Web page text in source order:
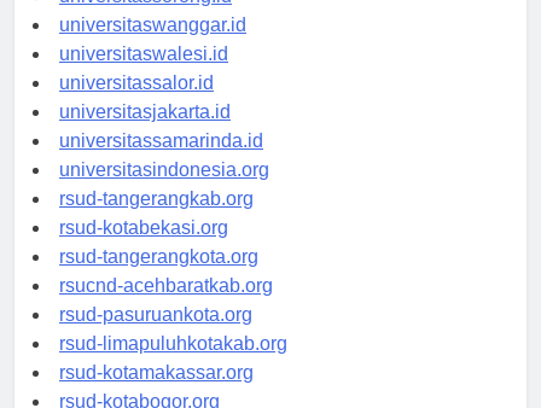
universitassorong.id
universitaswanggar.id
universitaswalesi.id
universitassalor.id
universitasjakarta.id
universitassamarinda.id
universitasindonesia.org
rsud-tangerangkab.org
rsud-kotabekasi.org
rsud-tangerangkota.org
rsucnd-acehbaratkab.org
rsud-pasuruankota.org
rsud-limapuluhkotakab.org
rsud-kotamakassar.org